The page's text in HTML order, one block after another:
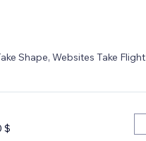
Shape, Websites Take Flight
$